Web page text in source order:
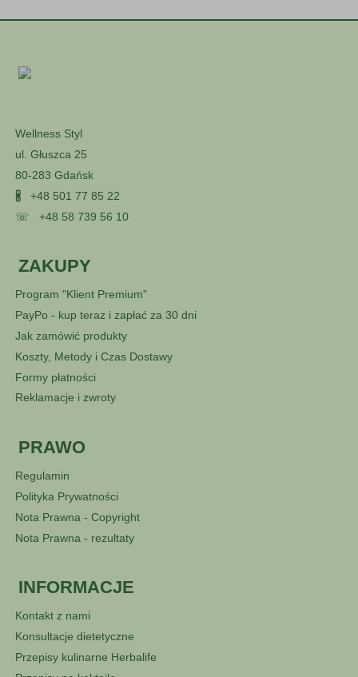
Wellness Styl
ul. Głuszca 25
80-283 Gdańsk
🖁 +48 501 77 85 22
☏ +48 58 739 56 10
ZAKUPY
Program "Klient Premium"
PayPo - kup teraz i zapłać za 30 dni
Jak zamówić produkty
Koszty, Metody i Czas Dostawy
Formy płatności
Reklamacje i zwroty
PRAWO
Regulamin
Polityka Prywatności
Nota Prawna - Copyright
Nota Prawna - rezultaty
INFORMACJE
Kontakt z nami
Konsultacje dietetyczne
Przepisy kulinarne Herbalife